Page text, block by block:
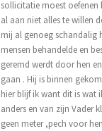
sollicitatie moest oefenen
al aan niet alles te willen
mij al genoeg schandalig
mensen behandelde en
geremd werdt door hen
gaan . Hij is binnen
hier blijf ik want dit is wat
anders en van zijn Vader
geen meter ,pech voor